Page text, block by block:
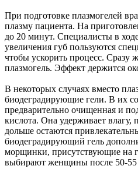
При подготовке плазмогелей
плазму пациента. На
до 20 минут. Специалисты в
увеличения губ пользуются
чтобы ускорить процесс. Сразу
плазмогель. Эффект держится
В некоторых случаях вместо
биодеградирующие гели. В их
предварительно очищенная и
кислота. Она удерживает
дольше остаются
биодеградирующий гель
морщинки, присутствующие на
выбирают женщины после 50-55